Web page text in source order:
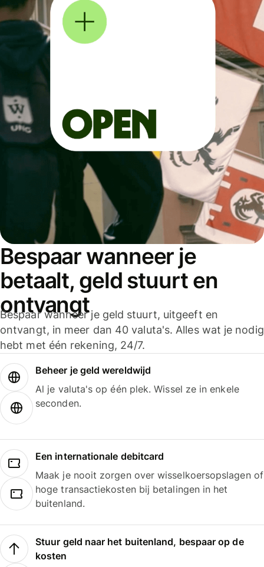
Bespaar wanneer je
betaalt, geld stuurt en
ontvangt
Bespaar wanneer je geld stuurt, uitgeeft en
ontvangt, in meer dan 40 valuta's. Alles wat je nodig
hebt met één rekening, 24/7.
Beheer je geld wereldwijd
Al je valuta's op één plek. Wissel ze in enkele
seconden.
Een internationale debitcard
Maak je nooit zorgen over wisselkoersopslagen of
hoge transactiekosten bij betalingen in het
buitenland.
Stuur geld naar het buitenland, bespaar op de
kosten